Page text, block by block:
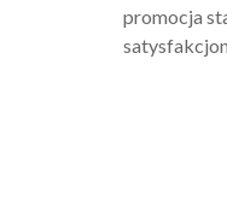
promocja